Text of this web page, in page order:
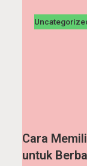
Cara
untuk